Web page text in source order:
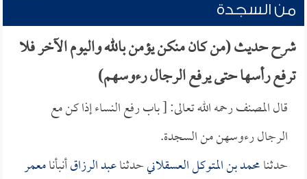
من السجدة
شرح حديث (من كان منكن يؤمن بالله واليوم الآخر فلا
ترفع رأسها حتى يرفع الرجال رءوسهم)
قال المصنف رحمه الله تعالى: [ باب رفع النساء إذا كن مع
الرجال رءوسهن من السجدة.
حدثنامحمد بن المتوكل العسقلانيحدثناعبد الرزاقأنبأنامعمر